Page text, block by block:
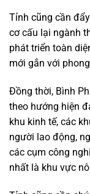
Tỉnh cũng cần
cơ cấu lại ngành
phát triển toàn
mới gắn với
Đồng thời, Bình
theo hướng hiện
khu kinh tế, các
người lao động,
các cụm công
nhất là khu vực